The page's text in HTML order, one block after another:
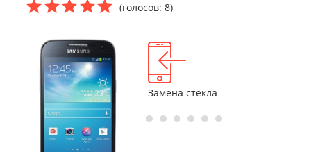
(голосов: 8)
Восстановление
после попадания
влаги
Замена стекла